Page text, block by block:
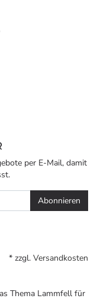
per E-Mail, damit
Abonnieren
* zzgl. Versandkosten
Thema Lammfell für